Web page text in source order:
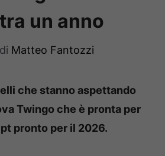
un anno
di Matteo Fantozzi
che stanno aspettando
Twingo che è pronta per
pronto per il 2026.